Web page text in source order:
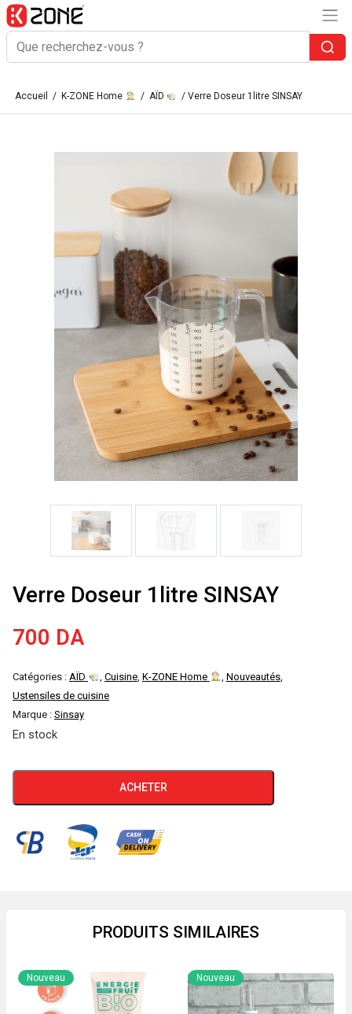
Accueil / K-ZONE Home / AÏD / Verre Doseur 1litre SINSAY
Verre Doseur 1litre SINSAY
700 DA
Catégories : AÏD , Cuisine, K-ZONE Home , Nouveautés,
Ustensiles de cuisine
Marque : Sinsay
En stock
de
Doseur
ACHETER
PRODUITS SIMILAIRES
Nouveau Nouveau